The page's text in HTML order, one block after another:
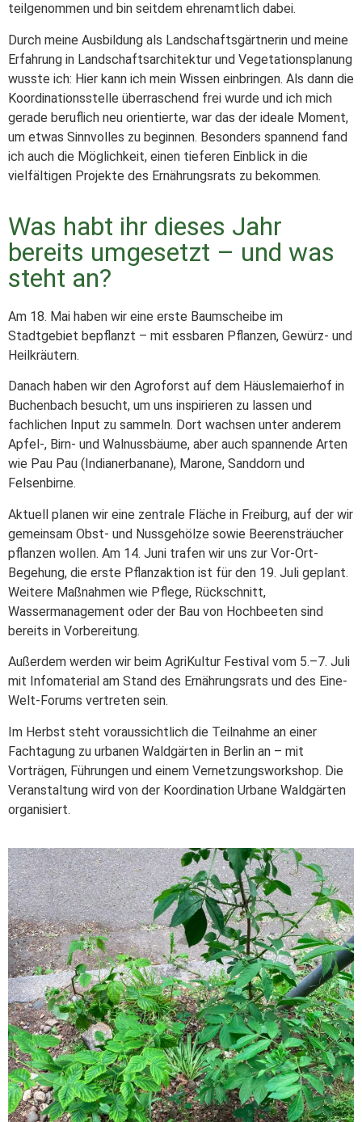
teilgenommen und bin seitdem ehrenamtlich dabei.
Durch meine Ausbildung als Landschaftsgärtnerin und meine
Erfahrung in Landschaftsarchitektur und Vegetationsplanung
wusste ich: Hier kann ich mein Wissen einbringen. Als dann die
Koordinationsstelle überraschend frei wurde und ich mich
gerade beruflich neu orientierte, war das der ideale Moment,
um etwas Sinnvolles zu beginnen. Besonders spannend fand
ich auch die Möglichkeit, einen tieferen Einblick in die
vielfältigen Projekte des Ernährungsrats zu bekommen.
Was habt ihr dieses Jahr
bereits umgesetzt – und was
steht an?
Am 18. Mai haben wir eine erste Baumscheibe im
Stadtgebiet bepflanzt – mit essbaren Pflanzen, Gewürz- und
Heilkräutern.
Danach haben wir den Agroforst auf dem Häuslemaierhof in
Buchenbach besucht, um uns inspirieren zu lassen und
fachlichen Input zu sammeln. Dort wachsen unter anderem
Apfel-, Birn- und Walnussbäume, aber auch spannende Arten
wie Pau Pau (Indianerbanane), Marone, Sanddorn und
Felsenbirne.
Aktuell planen wir eine zentrale Fläche in Freiburg, auf der wir
gemeinsam Obst- und Nussgehölze sowie Beerensträucher
pflanzen wollen. Am 14. Juni trafen wir uns zur Vor-Ort-
Begehung, die erste Pflanzaktion ist für den 19. Juli geplant.
Weitere Maßnahmen wie Pflege, Rückschnitt,
Wassermanagement oder der Bau von Hochbeeten sind
bereits in Vorbereitung.
Außerdem werden wir beim AgriKultur Festival vom 5.–7. Juli
mit Infomaterial am Stand des Ernährungsrats und des Eine-
Welt-Forums vertreten sein.
Im Herbst steht voraussichtlich die Teilnahme an einer
Fachtagung zu urbanen Waldgärten in Berlin an – mit
Vorträgen, Führungen und einem Vernetzungsworkshop. Die
Veranstaltung wird von der Koordination Urbane Waldgärten
organisiert.